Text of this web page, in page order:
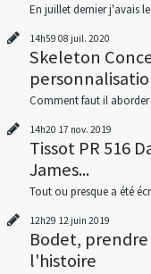
En juillet dernier j'avais
14h59 08 juil. 2020
Skeleton
Comment faut il aborder
14h20 17 nov. 2019
Tissot PR 516
James...
Tout ou presque a été
12h29 12 juin 2019
Bodet,
l'histoire